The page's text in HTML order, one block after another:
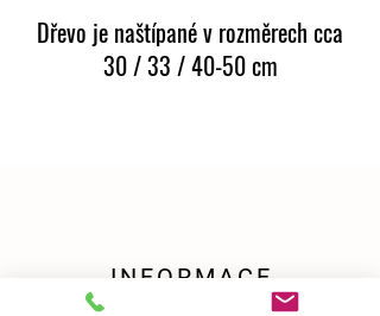
Dřevo je naštípané v rozměrech cca
30 / 33 / 40-50 cm
INFORMACE